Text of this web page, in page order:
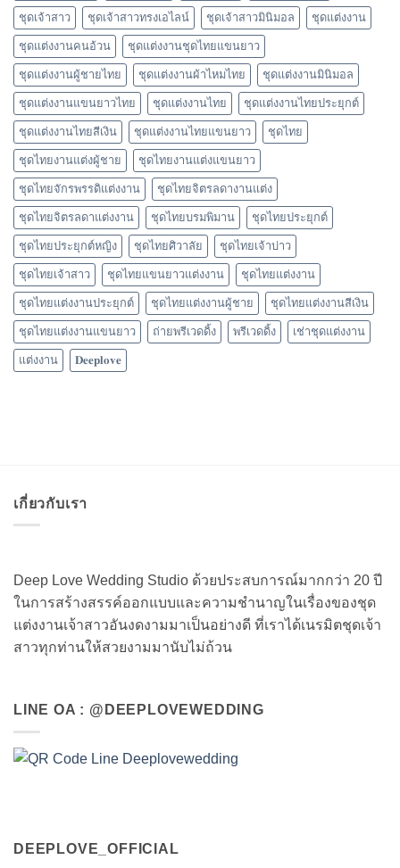
ชุดเจ้าสาว ชุดเจ้าสาวทรงเอไลน์ ชุดเจ้าสาวมินิมอล ชุดแต่งงาน
ชุดแต่งงานคนอ้วน ชุดแต่งงานชุดไทยแขนยาว
ชุดแต่งงานผู้ชายไทย ชุดแต่งงานผ้าไหมไทย ชุดแต่งงานมินิมอล
ชุดแต่งงานแขนยาวไทย ชุดแต่งงานไทย ชุดแต่งงานไทยประยุกต์
ชุดแต่งงานไทยสีเงิน ชุดแต่งงานไทยแขนยาว ชุดไทย
ชุดไทยงานแต่งผู้ชาย ชุดไทยงานแต่งแขนยาว
ชุดไทยจักรพรรดิแต่งงาน ชุดไทยจิตรลดางานแต่ง
ชุดไทยจิตรลดาแต่งงาน ชุดไทยบรมพิมาน ชุดไทยประยุกต์
ชุดไทยประยุกต์หญิง ชุดไทยศิวาลัย ชุดไทยเจ้าบ่าว
ชุดไทยเจ้าสาว ชุดไทยแขนยาวแต่งงาน ชุดไทยแต่งงาน
ชุดไทยแต่งงานประยุกต์ ชุดไทยแต่งงานผู้ชาย ชุดไทยแต่งงานสีเงิน
ชุดไทยแต่งงานแขนยาว ถ่ายพรีเวดดิ้ง พรีเวดดิ้ง เช่าชุดแต่งงาน
แต่งงาน 𝐃𝐞𝐞𝐩𝐥𝐨𝐯𝐞
เกี่ยวกับเรา
Deep Love Wedding Studio ด้วยประสบการณ์มากกว่า 20 ปี
ในการสร้างสรรค์ออกแบบและความชำนาญในเรื่องของชุด
แต่งงานเจ้าสาวอันงดงามมาเป็นอย่างดี ที่เราได้เนรมิตชุดเจ้า
สาวทุกท่านให้สวยงามมานับไม่ถ้วน
LINE OA : @DEEPLOVEWEDDING
DEEPLOVE_OFFICIAL